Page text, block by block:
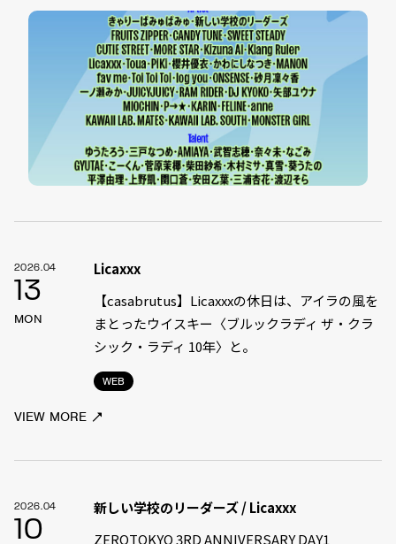
2026.04
13
MON
WEB
Licaxxx
【casabrutus】Licaxxxの休日は、アイラの風を
まとったウイスキー〈ブルックラディ ザ・クラ
シック・ラディ 10年〉と。
VIEW MORE
2026.04
10
新しい学校のリーダーズ / Licaxxx
ZEROTOKYO 3RD ANNIVERSARY DAY1